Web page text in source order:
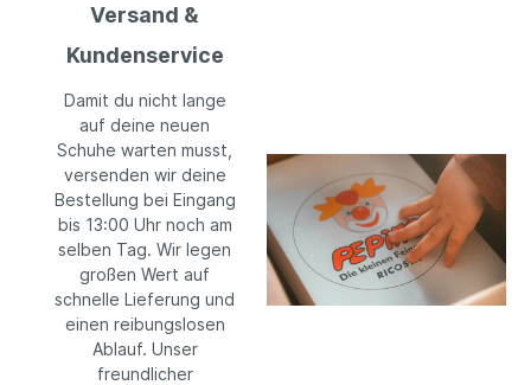
Versand &
Kundenservice
Damit du nicht lange
auf deine neuen
Schuhe warten musst,
versenden wir deine
Bestellung bei Eingang
bis 13:00 Uhr noch am
selben Tag. Wir legen
großen Wert auf
schnelle Lieferung und
einen reibungslosen
Ablauf. Unser
freundlicher